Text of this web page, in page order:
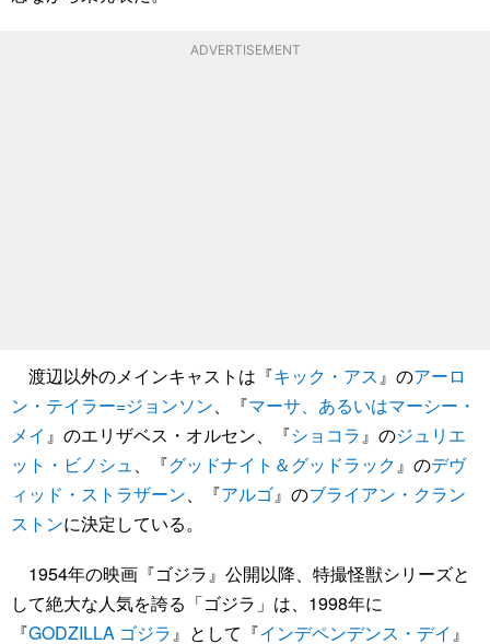
ADVERTISEMENT
渡辺以外のメインキャストは『キック・アス 』のアーロ
ン・テイラー=ジョンソン 、『マーサ、あるいはマーシー・
メイ 』のエリザベス・オルセン、『ショコラ 』のジュリエ
ット・ビノシュ
、『グッドナイト＆グッドラック 』のデヴ
ィッド・ストラザーン 、『アルゴ』のブライアン・クラン
ストンに決定している。
1954年の映画『ゴジラ』公開以降、特撮怪獣シリーズと
して絶大な人気を誇る「ゴジラ」は、1998年に
『GODZILLA ゴジラ』として『インデペンデンス・デイ 』